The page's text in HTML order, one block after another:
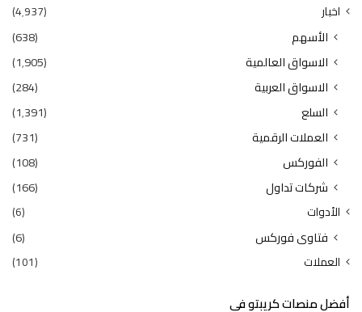
اخبار (4٬937)
الأسهم
(638)
الاسواق العالمية
(1٬905)
الاسواق العربية
(284)
السلع
(1٬391)
العملات الرقمية
(731)
الفوركس
(108)
شركات تداول
(166)
الأدوات (6)
فتاوى فوركس (6)
العملات (101)
أفضل منصات كريبتو في